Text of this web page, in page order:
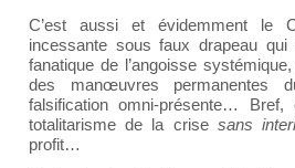
C’est aussi et évidemment le
incessante sous faux drapeau
fanatique de l’angoisse
des manœuvres permanentes
falsification omni-présente…
totalitarisme de la crise sans
profit…